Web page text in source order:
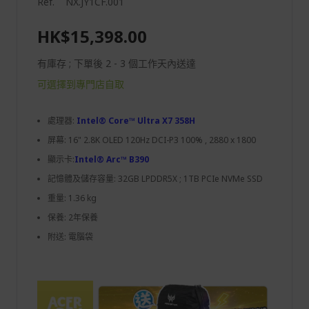
HK$15,398.00
有庫存 ; 下單後 2 - 3 個工作天內送達
可選擇到專門店自取
處理器: Intel® Core™ Ultra X7 358H
屏幕: 16" 2.8K OLED 120Hz DCI-P3 100% , 2880 x 1800
顯示卡:Intel® Arc™ B390
記憶體及儲存容量: 32GB LPDDR5X ; 1TB PCIe NVMe SSD
重量: 1.36 kg
保養: 2年保養
附送: 電腦袋